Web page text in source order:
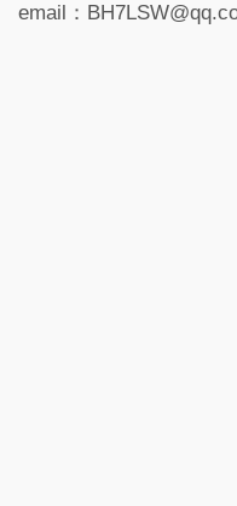
email：